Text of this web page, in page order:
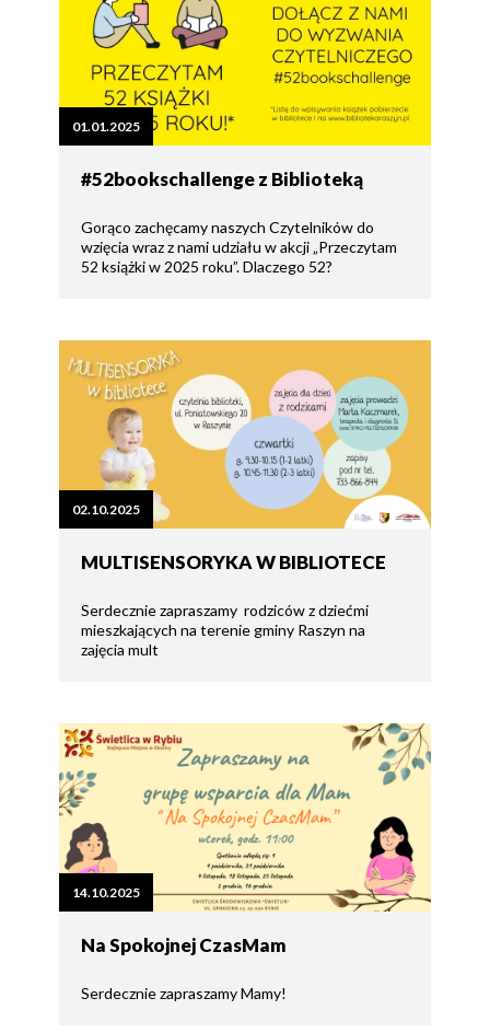
01.01.2025
#52bookschallenge z Biblioteką
Gorąco zachęcamy naszych Czytelników do
wzięcia wraz z nami udziału w akcji „Przeczytam
52 książki w 2025 roku”. Dlaczego 52?
02.10.2025
MULTISENSORYKA W BIBLIOTECE
Serdecznie zapraszamy rodziców z dziećmi
mieszkających na terenie gminy Raszyn na
zajęcia mult
14.10.2025
Na Spokojnej CzasMam
Serdecznie zapraszamy Mamy!